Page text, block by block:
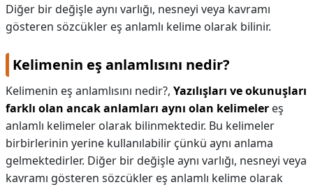
Diğer bir değişle aynı varlığı, nesneyi veya kavramı
gösteren sözcükler eş anlamlı kelime olarak bilinir.
Kelimenin eş anlamlısını nedir?
Kelimenin eş anlamlısını nedir?, Yazılışları ve okunuşları
farklı olan ancak anlamları aynı olan kelimeler eş
anlamlı kelimeler olarak bilinmektedir. Bu kelimeler
birbirlerinin yerine kullanılabilir çünkü aynı anlama
gelmektedirler. Diğer bir değişle aynı varlığı, nesneyi veya
kavramı gösteren sözcükler eş anlamlı kelime olarak